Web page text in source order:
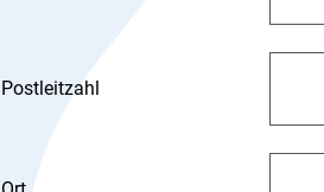
Postleitzahl